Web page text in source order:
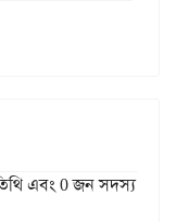
এবং 0 জন সদস্য